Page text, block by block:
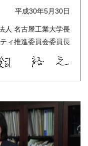
平成30年5月30日
人 名古屋工業大学長
ィ推進委員会委員長